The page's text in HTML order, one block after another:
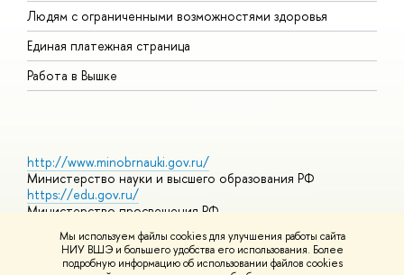
Мы используем файлы cookies для улучшения работы сайта
НИУ ВШЭ и большего удобства его использования. Более
подробную информацию об использовании файлов cookies
Людям с ограниченными возможностями здоровья
Единая платежная страница
Работа в Вышке
http://www.minobrnauki.gov.ru/
Министерство науки и высшего образования РФ
https://edu.gov.ru/
Министерство просвещения РФ
https://elearning.hse.ru/mooc
Массовые открытые онлайн-курсы